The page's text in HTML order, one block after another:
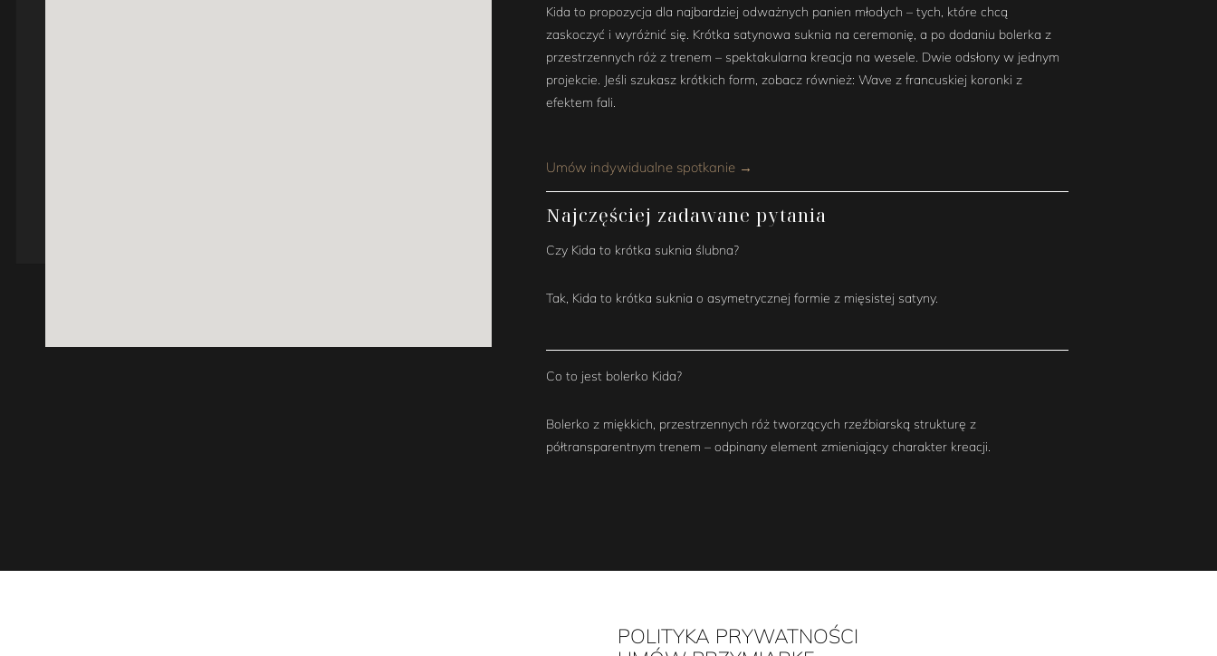
Kida to propozycja dla najbardziej odważnych panien młodych – tych, które chcą
zaskoczyć i wyróżnić się. Krótka satynowa suknia na ceremonię, a po dodaniu bolerka z
przestrzennych róż z trenem – spektakularna kreacja na wesele. Dwie odsłony w jednym
projekcie. Jeśli szukasz krótkich form, zobacz również: Wave z francuskiej koronki z
efektem fali.
Umów indywidualne spotkanie →
Najczęściej zadawane pytania
Czy Kida to krótka suknia ślubna?
Tak, Kida to krótka suknia o asymetrycznej formie z mięsistej satyny.
Co to jest bolerko Kida?
Bolerko z miękkich, przestrzennych róż tworzących rzeźbiarską strukturę z
półtransparentnym trenem – odpinany element zmieniający charakter kreacji.
POLITYKA PRYWATNOŚCI